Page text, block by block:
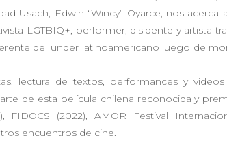
Usach, Edwin “Wincy” Oyarce, nos acerca
LGTBIQ+, performer, disidente y artista
del under latinoamericano luego de
lectura de textos, performances y
de esta película chilena reconocida y
FIDOCS (2022), AMOR Festival
encuentros de cine.